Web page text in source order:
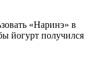
«Наринэ» в
йогурт получился